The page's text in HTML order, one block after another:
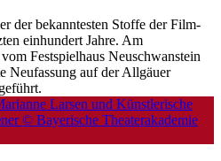
der bekanntesten Stoffe der Film-
einhundert Jahre. Am
Festspielhaus Neuschwanstein
Neufassung auf der Allgäuer